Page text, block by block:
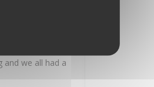
and we all had a